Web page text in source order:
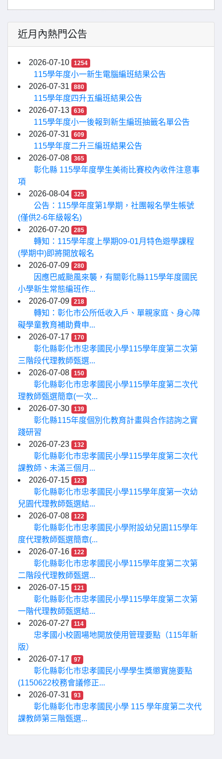
近月內熱門公告
2026-07-10 1254
115學年度小一新生電腦編班結果公告
2026-07-31
880
115學年度四升五編班結果公告
2026-07-13
636
115學年度小一後報到新生編班抽籤名單公告
2026-07-31
609
115學年度二升三編班結果公告
2026-07-08
365
彰化縣 115學年度學生美術比賽校內收件注意事
項
2026-08-04
325
公告：115學年度第1學期，社團報名學生帳號
(僅供2-6年級報名)
2026-07-20
285
轉知：115學年度上學期09-01月特色遊學課程
(學期中)即將開放報名
2026-07-09
280
因應巴威颱風來襲，有關彰化縣115學年度國民
小學新生常態編班作...
2026-07-09
218
轉知：彰化市公所低收入戶、單親家庭、身心障
礙學童教育補助費申...
2026-07-17
170
彰化縣彰化市忠孝國民小學115學年度第二次第
三階段代理教師甄選...
2026-07-08
150
彰化縣彰化市忠孝國民小學115學年度第二次代
理教師甄選簡章(一次...
2026-07-30
139
彰化縣115年度個別化教育計畫與合作諮詢之實
踐研習
2026-07-23
132
彰化縣彰化市忠孝國民小學115學年度第二次代
課教師、未滿三個月...
2026-07-15
123
彰化縣彰化市忠孝國民小學115學年度第一次幼
兒園代理教師甄選結...
2026-07-08
122
彰化縣彰化市忠孝國民小學附設幼兒園115學年
度代理教師甄選簡章(...
2026-07-16
122
彰化縣彰化市忠孝國民小學115學年度第二次第
二階段代理教師甄選...
2026-07-15
121
彰化縣彰化市忠孝國民小學115學年度第二次第
一階代理教師甄選結...
2026-07-27
114
忠孝國小校園場地開放使用管理要點（115年新
版）
2026-07-17
97
彰化縣彰化市忠孝國民小學學生獎懲實施要點
(1150622校務會議修正...
2026-07-31
93
彰化縣彰化市忠孝國民小學 115 學年度第二次代
課教師第三階甄選...